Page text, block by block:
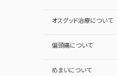
オスグッド治療について
偏頭痛について
めまいについて